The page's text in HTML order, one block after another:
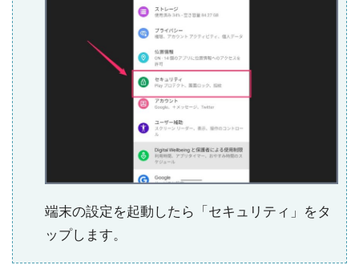
端末の設定を起動したら「セキュリティ」をタ
ップします。